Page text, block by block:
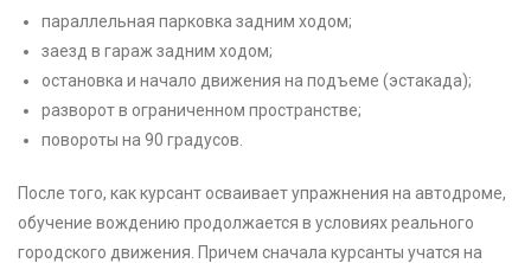
параллельная парковка задним ходом;
заезд в гараж задним ходом;
остановка и начало движения на подъеме (эстакада);
разворот в ограниченном пространстве;
повороты на 90 градусов.
После того, как курсант осваивает упражнения на автодроме,
обучение вождению продолжается в условиях реального
городского движения. Причем сначала курсанты учатся на